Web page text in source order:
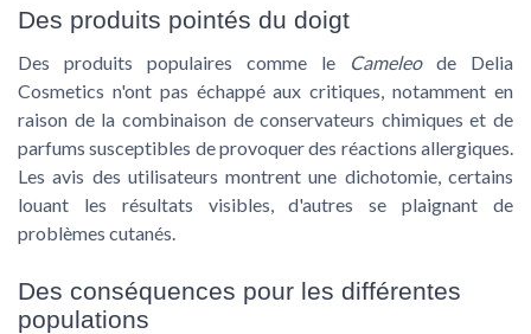
Des produits pointés du doigt
Des produits populaires comme le Cameleode Delia
Cosmetics n'ont pas échappé aux critiques, notamment en
raison de la combinaison de conservateurs chimiques et de
parfums susceptibles de provoquer des réactions allergiques.
Les avis des utilisateurs montrent une dichotomie, certains
louant les résultats visibles, d'autres se plaignant de
problèmes cutanés.
Des conséquences pour les différentes
populations